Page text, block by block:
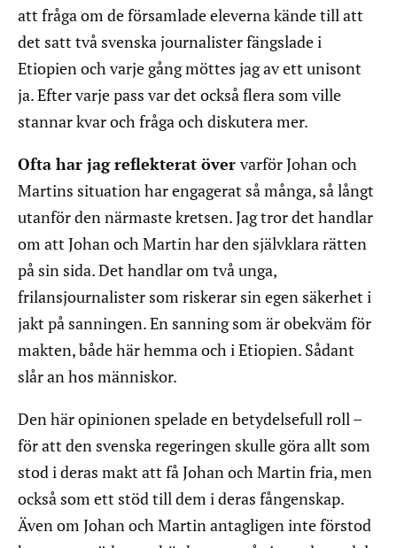
att fråga om de församlade eleverna kände till att
det satt två svenska journalister fängslade i
Etiopien och varje gång möttes jag av ett unisont
ja. Efter varje pass var det också flera som ville
stannar kvar och fråga och diskutera mer.
Ofta har jag reflekterat över varför Johan och
Martins situation har engagerat så många, så långt
utanför den närmaste kretsen. Jag tror det handlar
om att Johan och Martin har den självklara rätten
på sin sida. Det handlar om två unga,
frilansjournalister som riskerar sin egen säkerhet i
jakt på sanningen. En sanning som är obekväm för
makten, både här hemma och i Etiopien. Sådant
slår an hos människor.
Den här opinionen spelade en betydelsefull roll –
för att den svenska regeringen skulle göra allt som
stod i deras makt att få Johan och Martin fria, men
också som ett stöd till dem i deras fångenskap.
Även om Johan och Martin antagligen inte förstod